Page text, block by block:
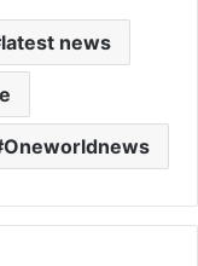
latest news
Oneworldnews